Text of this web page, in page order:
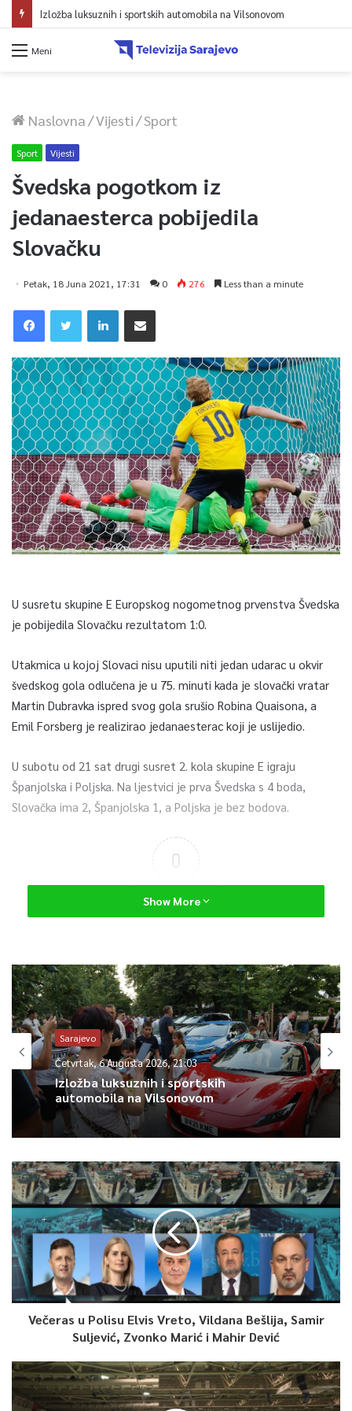
Izložba luksuznih i sportskih automobila na Vilsonovom
Meni
Naslovna/Vijesti/Sport
Sport Vijesti
Švedska pogotkom iz
jedanaesterca pobijedila
Slovačku
Petak, 18 Juna 2021, 17:31 0 276 Less than a minute
U susretu skupine E Europskog nogometnog prvenstva Švedska
je pobijedila Slovačku rezultatom 1:0.
Utakmica u kojoj Slovaci nisu uputili niti jedan udarac u okvir
švedskog gola odlučena je u 75. minuti kada je slovački vratar
Martin Dubravka ispred svog gola srušio Robina Quaisona, a
Emil Forsberg je realizirao jedanaesterac koji je uslijedio.
U subotu od 21 sat drugi susret 2. kola skupine E igraju
Španjolska i Poljska. Na ljestvici je prva Švedska s 4 boda,
Slovačka ima 2, Španjolska 1, a Poljska je bez bodova.
0
Article Rating
Show More
Sarajevo
Četvrtak, 6 Augusta 2026, 21:03
Izložba luksuznih i sportskih
automobila na Vilsonovom
Večeras u Polisu Elvis Vreto, Vildana Bešlija, Samir
Suljević, Zvonko Marić i Mahir Dević